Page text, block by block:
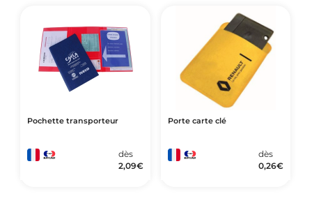
Pochette transporteur
dès
2,09€
Porte carte clé
dès
0,26€